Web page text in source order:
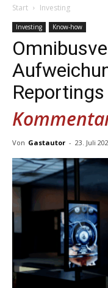
Start Investing
Investing Know-how
Reportings
Von Gastautor - 23. Juli